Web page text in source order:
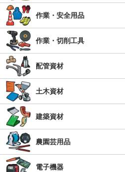
作業・安全用品
作業・切削工具
配管資材
土木資材
建築資材
農園芸用品
電子機器